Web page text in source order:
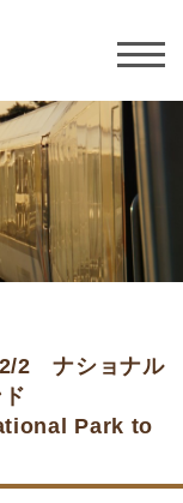
2/2 ナショナル
Park to